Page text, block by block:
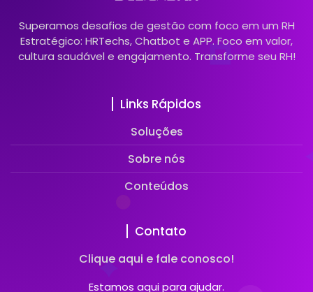
Superamos desafios de gestão com foco em um RH
Estratégico: HRTechs, Chatbot e APP. Foco em valor,
cultura saudável e engajamento. Transforme seu RH!
Links Rápidos
Soluções
Sobre nós
Conteúdos
Contato
Clique aqui e fale conosco!
Estamos aqui para ajudar.